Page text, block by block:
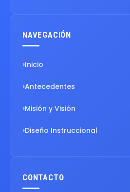
NAVEGACIÓN
Inicio
Antecedentes
Misión y Visión
Diseño Instruccional
CONTACTO